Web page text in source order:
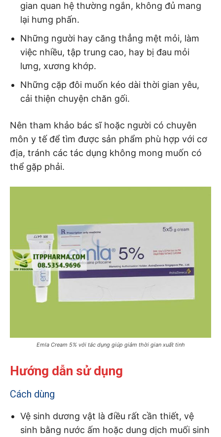
gian quan hệ thường ngắn, không đủ mang
lại hưng phấn.
Những người hay căng thẳng mệt mỏi, làm
việc nhiều, tập trung cao, hay bị đau mỏi
lưng, xương khớp.
Những cặp đôi muốn kéo dài thời gian yêu,
cải thiện chuyện chăn gối.
Nên tham khảo bác sĩ hoặc người có chuyên
môn y tế để tìm được sản phẩm phù hợp với cơ
địa, tránh các tác dụng không mong muốn có
thể gặp phải.
Emla Cream 5% với tác dụng giúp giảm thời gian xuất tinh
Hướng dẫn sử dụng
Cách dùng
Vệ sinh dương vật là điều rất cần thiết, vệ
sinh bằng nước ấm hoặc dung dịch muối sinh